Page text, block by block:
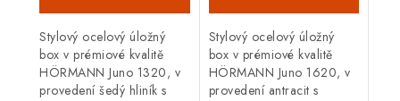
Stylový ocelový úložný
box v prémiové kvalitě
HÖRMANN Juno 1320, v
provedení šedý hliník s
Stylový ocelový úložný
box v prémiové kvalitě
HÖRMANN Juno 1620, v
provedení antracit s